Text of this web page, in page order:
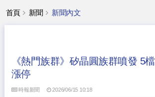
首頁 新聞 新聞內文
《熱門族群》矽晶圓族群噴發 5
漲停
時報新聞 2026/06/15 10:18